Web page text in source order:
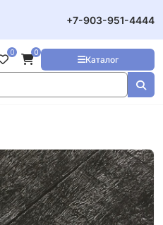
+7-903-951-4444
Каталог
0 0